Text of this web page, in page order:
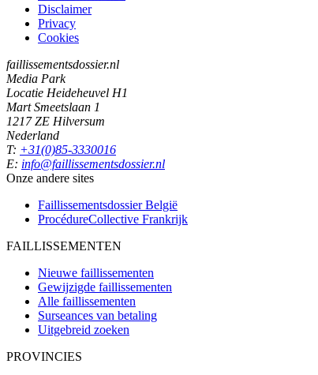
Disclaimer
Privacy
Cookies
faillissementsdossier.nl
Media Park
Locatie Heideheuvel H1
Mart Smeetslaan 1
1217 ZE Hilversum
Nederland
T: +31(0)85-3330016
E: info@faillissementsdossier.nl
Onze andere sites
Faillissementsdossier België
ProcédureCollective Frankrijk
FAILLISSEMENTEN
Nieuwe faillissementen
Gewijzigde faillissementen
Alle faillissementen
Surseances van betaling
Uitgebreid zoeken
PROVINCIES